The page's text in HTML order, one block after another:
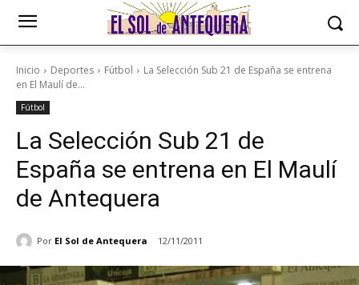
Inicio Deportes Fútbol
La Selección Sub 21 de España se entrena
en El Maulí de...
Fútbol
La Selección Sub 21 de
España se entrena en El Maulí
de Antequera
Por El Sol de Antequera 12/11/2011